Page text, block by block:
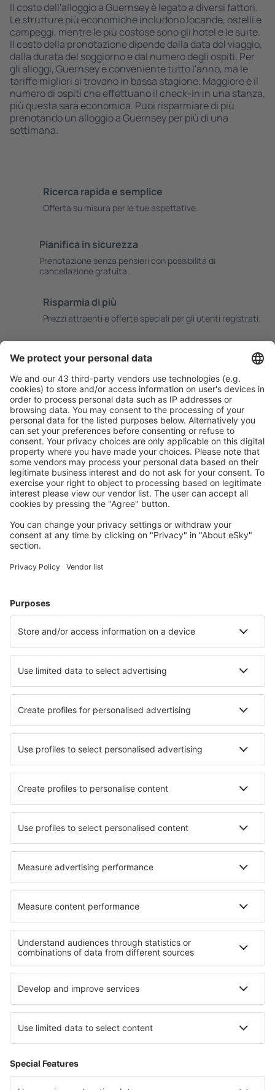
Il costo dell'alloggio a Guernsey è legato a diversi fattori.
Le strutture più economiche includono locande, ostelli e
campeggi, mentre le più costose sono gli hotel e le suite.
Il costo della prenotazione dipende dalla data del viaggio,
dalla durata del soggiorno e dal numero degli ospiti. Per
gli alloggi, Guernsey è conveniente tutto l'anno, ma le
tariffe migliori si trovano in bassa stagione. Maggiore è il
numero di ospiti che effettuano il check-in in una stanza,
più questa sarà economica. Puoi risparmiare di più
prenotando un alloggio a Guernsey per più di una
settimana.
Ricerca rapida e semplice
Offerta su misura per le tue aspettative.
Pianifica in sicurezza
Prenotazione senza pensieri con possibilità di
cancellazione gratuita.
Risparmia di più
Prezzi attraenti e offerte speciali per gli utenti registrati.
L’alloggio che ti piace
appartamenti e altri.
Le strutture più ricercate dagli utenti eSky
Pernottamenti nel Regno Unito - Città popolari
Pernottamenti a Birmingham Pernottamenti a Manchester
Pernottamenti a Edimburgo Pernottamenti a Liverpool
Pernottamenti a Londra Pernottamenti in Paignton
Le migliori sistemazioni - città
Pernottamenti in Coudeville-sur-mer
Pernottamenti in Nogent-en-Bassigny
Pernottamenti in Szczepanów k. Wrocławia
Pernottamenti in Gundelfingen Pernottamenti in Mcminnville
Pernottamenti in Pedemonte Pernottamenti in Himmelkron
Le migliori sistemazioni - zone
Pernottamenti in Northern Ireland
Pernottamenti Channel Islands
Pernottamenti a Great Yarmouth Pernottamenti in Wales
Pernottamenti in Turchia Pernottamenti in Capri Island
Pernottamenti in Yambol Pernottamenti sulla Costa Verde
Pernottamenti in Pomeranian Lakeland